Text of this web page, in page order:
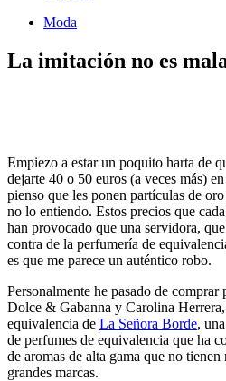
Moda
La imitación no es
Empiezo a estar un poquito harta de
dejarte 40 o 50 euros (a veces más)
pienso que les ponen partículas de
no lo entiendo. Estos precios que
han provocado que una servidora,
contra de la perfumería de
es que me parece un auténtico robo.
Personalmente he pasado de
Dolce & Gabanna y Carolina
equivalencia de La Señora Borde,
de perfumes de equivalencia que ha
de aromas de alta gama que no
grandes marcas.